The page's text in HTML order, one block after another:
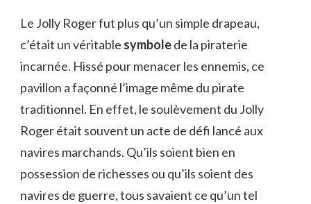
Le Jolly Roger fut plus qu’un simple drapeau,
c’était un véritable symbolede la piraterie
incarnée. Hissé pour menacer les ennemis, ce
pavillon a façonné l’image même du pirate
traditionnel. En effet, le soulèvement du Jolly
Roger était souvent un acte de défi lancé aux
navires marchands. Qu’ils soient bien en
possession de richesses ou qu’ils soient des
navires de guerre, tous savaient ce qu’un tel